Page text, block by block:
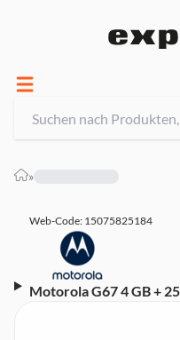
»
Web-Code: 15075825184
Motorola G67 4 GB +